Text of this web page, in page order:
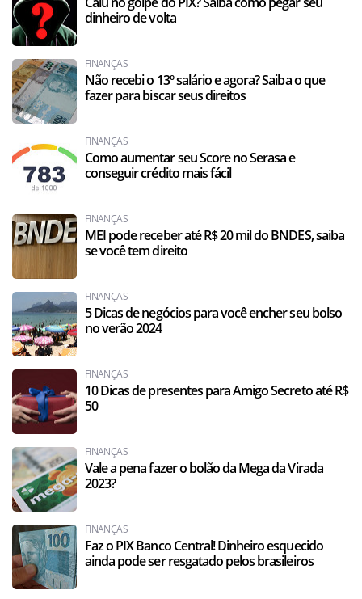
dinheiro de volta
FINANÇAS
Não recebi o 13º salário e agora? Saiba o que
fazer para biscar seus direitos
FINANÇAS
Como aumentar seu Score no Serasa e
conseguir crédito mais fácil
FINANÇAS
MEI pode receber até R$ 20 mil do BNDES, saiba
se você tem direito
FINANÇAS
5 Dicas de negócios para você encher seu bolso
no verão 2024
FINANÇAS
10 Dicas de presentes para Amigo Secreto até R$
50
FINANÇAS
Vale a pena fazer o bolão da Mega da Virada
2023?
FINANÇAS
Faz o PIX Banco Central! Dinheiro esquecido
ainda pode ser resgatado pelos brasileiros